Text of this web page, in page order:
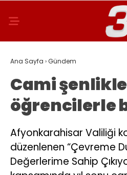
Ana Sayfa ›Gündem
Cami
öğrencilerle
Afyonkarahisar Valiliği
düzenlenen “Çevreme
Değerlerime Sahip